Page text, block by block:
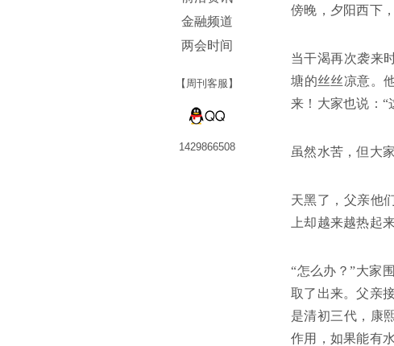
金融频道
两会时间
【周刊客服】
1429866508
傍晚，夕阳西下
当干渴再次袭来
塘的丝丝凉意。
来！大家也说：“
虽然水苦，但大
天黑了，父亲他
上却越来越热起
“怎么办？”大家
取了出来。父亲
是清初三代，康
作用，如果能有